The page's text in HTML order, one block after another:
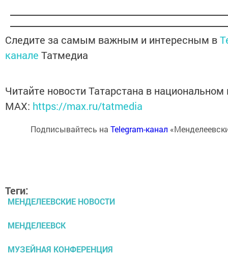
Следите за самым важным и интересным в
канале Татмедиа
Читайте новости Татарстана в
MАХ: https://max.ru/tatmedia
Подписывайтесь на Telegram-канал
Теги:
МЕНДЕЛЕЕВСКИЕ НОВОСТИ
МЕНДЕЛЕЕВСК
МУЗЕЙНАЯ КОНФЕРЕНЦИЯ